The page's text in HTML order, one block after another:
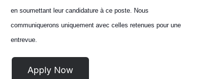
en soumettant leur candidature à ce poste. Nous
communiquerons uniquement avec celles retenues pour une
entrevue.